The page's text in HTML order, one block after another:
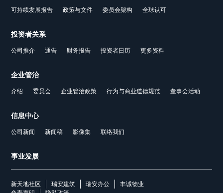
可持续发展报告 政策与文件 委员会架构 全球认可
投资者关系
公司推介 通告 财务报告 投资者日历 更多资料
企业管治
介绍 委员会 企业管治政策 行为与商业道德规范 董事会活动
信息中心
公司新闻 新闻稿 影像集 联络我们
事业发展
新天地社区 瑞安建筑 瑞安办公
丰诚物业